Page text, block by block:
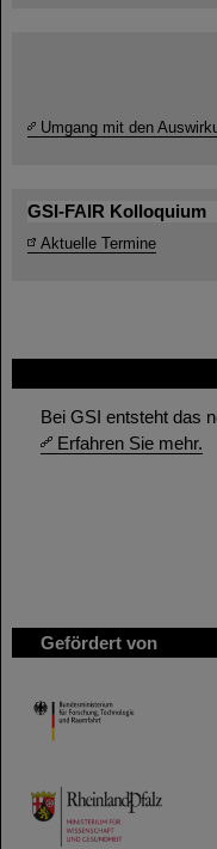
Bei GSI entsteht das
Erfahren Sie mehr.
Gefördert von
HMWK
TMWWDG
Umgang mit den
GSI-FAIR Kolloquium
Aktuelle Termine